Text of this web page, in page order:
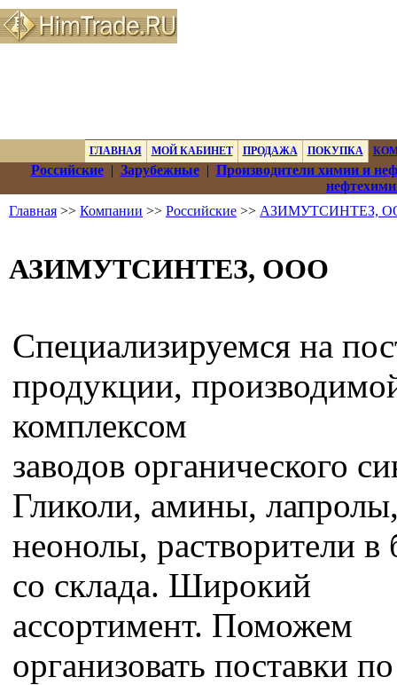
ГЛАВНАЯ МОЙ КАБИНЕТ ПРОДАЖА ПОКУПКА
Российские| Зарубежные| Производители химии и
Главная >> Компании >> Российские >> АЗИМУТСИНТЕЗ,
АЗИМУТСИНТЕЗ, ООО
Специализируемся на
продукции,
комплексом
заводов органического
Гликоли, амины,
неонолы, растворители в
со склада. Широкий
ассортимент. Поможем
организовать поставки